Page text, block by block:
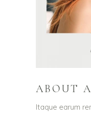
ABOUT
Itaque earum